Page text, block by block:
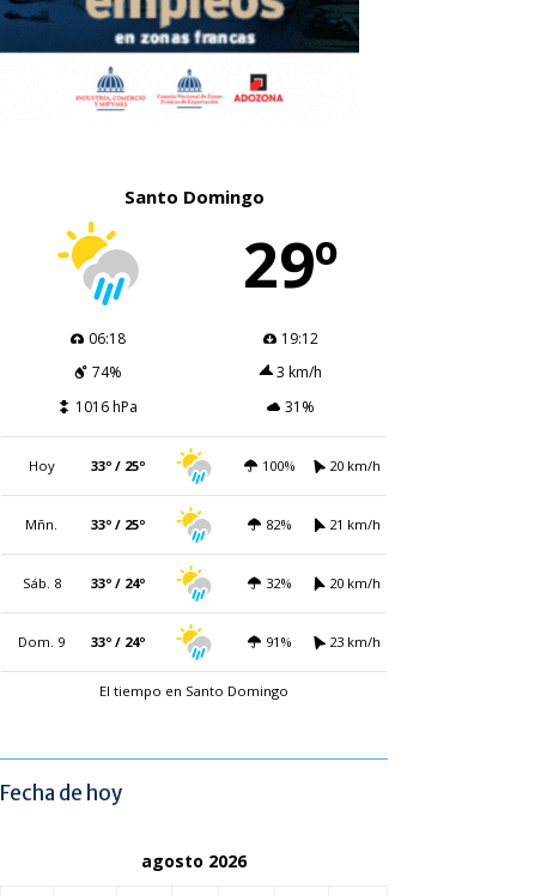
Santo Domingo
29º
06:18
19:12
74%
3 km/h
1016 hPa
31%
Hoy 33º / 25º 100% 20 km/h
Mñn. 33º / 25º 82% 21 km/h
Sáb. 8 33º / 24º 32% 20 km/h
Dom. 9 33º / 24º 91% 23 km/h
El tiempo en Santo Domingo
Fecha de hoy
agosto 2026